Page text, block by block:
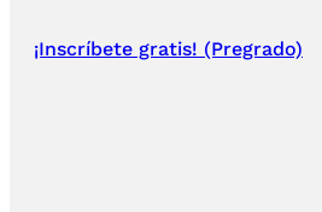
¡Inscríbete gratis! (Pregrado)